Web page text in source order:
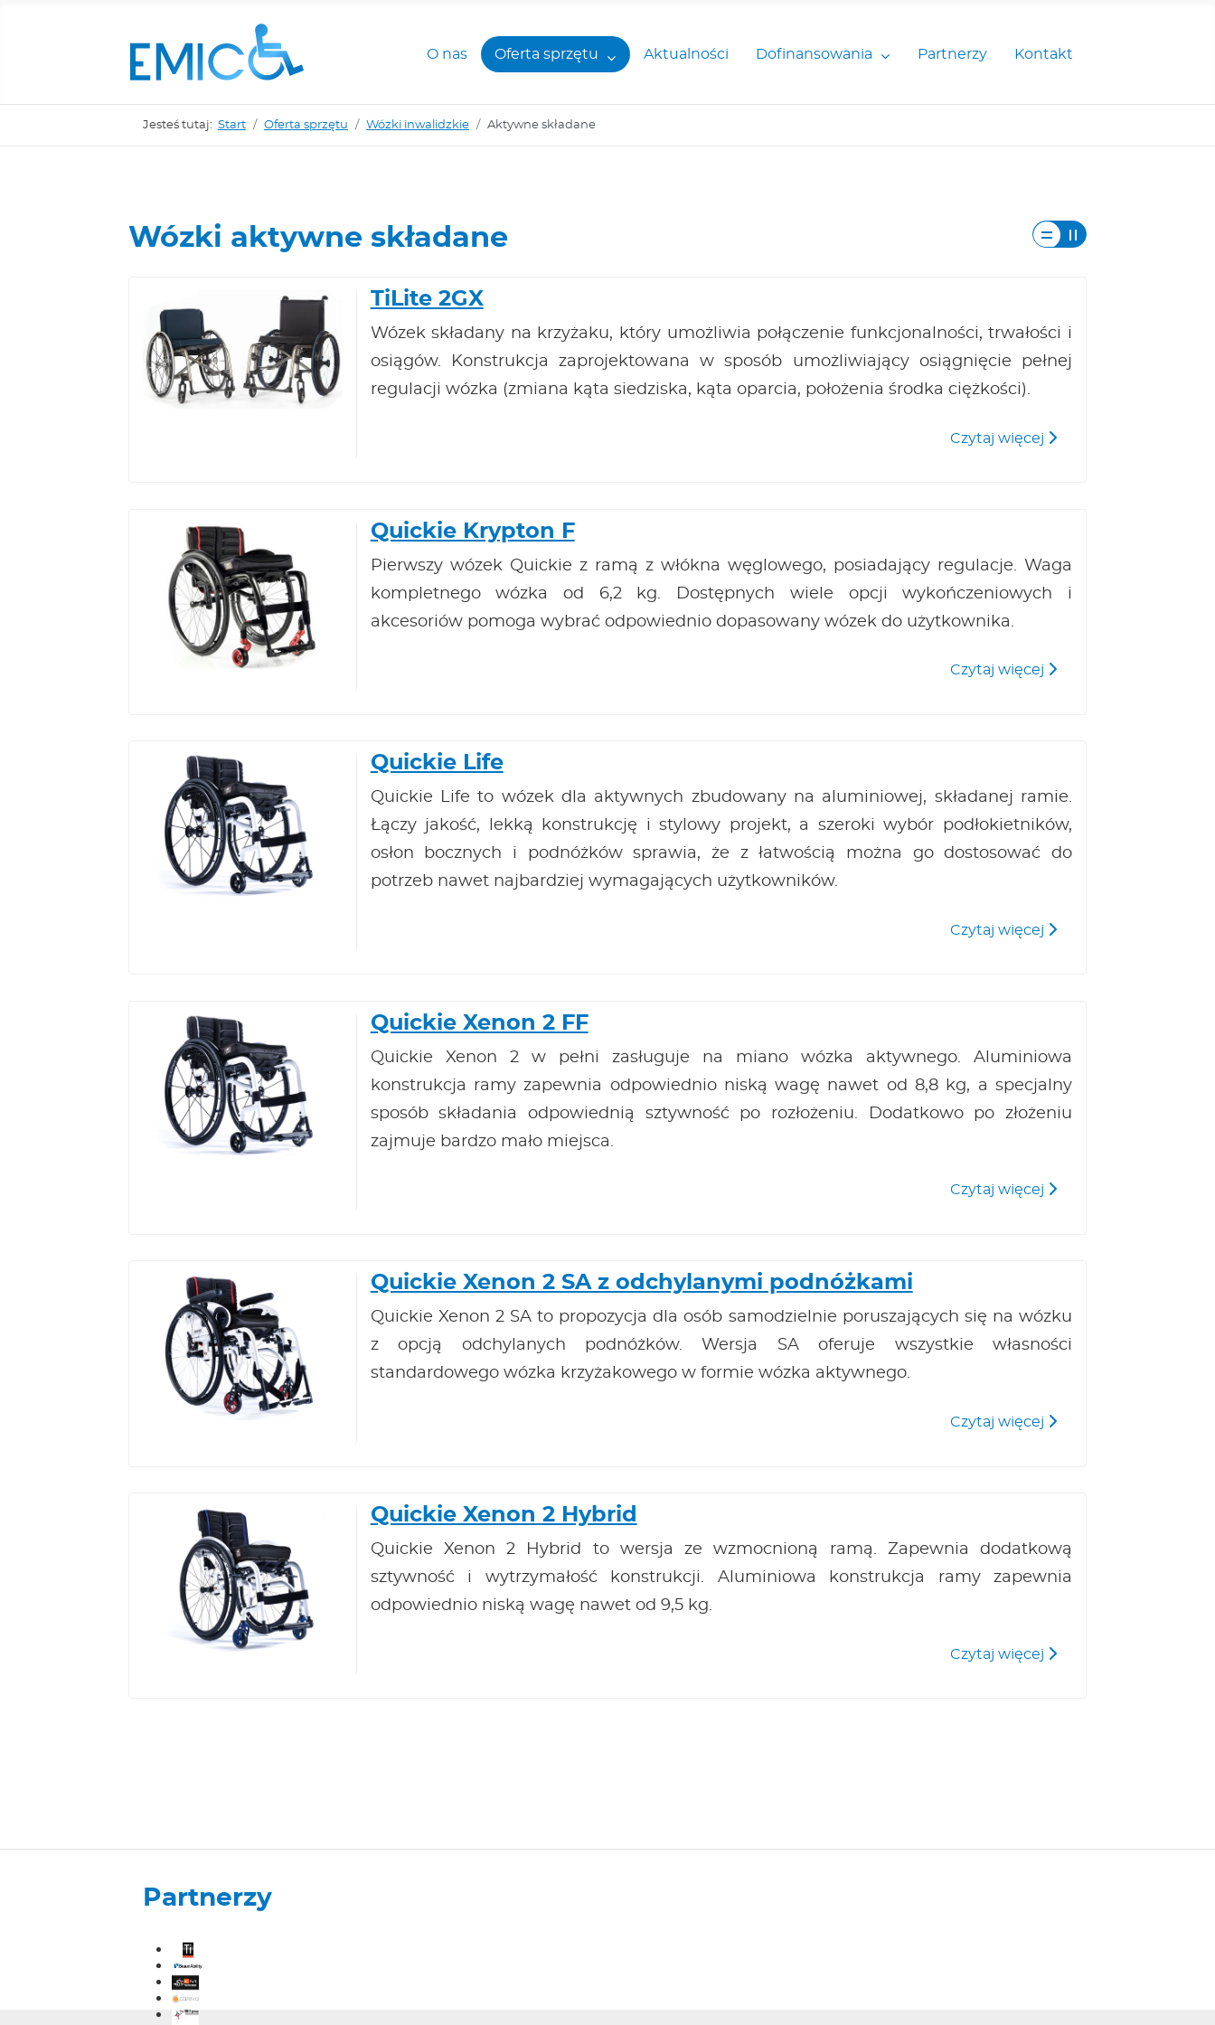
O nas Oferta sprzętu Aktualności Dofinansowania Partnerzy Kontakt
Jesteś tutaj: Start Oferta sprzętu Wózki inwalidzkie Aktywne składane
Wózki aktywne składane
TiLite 2GX
Wózek składany na krzyżaku, który umożliwia połączenie funkcjonalności, trwałości i
osiągów. Konstrukcja zaprojektowana w sposób umożliwiający osiągnięcie pełnej
regulacji wózka (zmiana kąta siedziska, kąta oparcia, położenia środka ciężkości).
Czytaj więcej TiLite 2GX
Quickie Krypton F
Pierwszy wózek Quickie z ramą z włókna węglowego, posiadający regulacje. Waga
kompletnego wózka od 6,2 kg. Dostępnych wiele opcji wykończeniowych i
akcesoriów pomoga wybrać odpowiednio dopasowany wózek do użytkownika.
Czytaj więcej Quickie Krypton F
Quickie Life
Quickie Life to wózek dla aktywnych zbudowany na aluminiowej, składanej ramie.
Łączy jakość, lekką konstrukcję i stylowy projekt, a szeroki wybór podłokietników,
osłon bocznych i podnóżków sprawia, że z łatwością można go dostosować do
potrzeb nawet najbardziej wymagających użytkowników.
Czytaj więcej Quickie Life
Quickie Xenon 2 FF
Quickie Xenon 2 w pełni zasługuje na miano wózka aktywnego. Aluminiowa
konstrukcja ramy zapewnia odpowiednio niską wagę nawet od 8,8 kg, a specjalny
sposób składania odpowiednią sztywność po rozłożeniu. Dodatkowo po złożeniu
zajmuje bardzo mało miejsca.
Czytaj więcej Quickie Xenon 2 FF
Quickie Xenon 2 SA z odchylanymi podnóżkami
Quickie Xenon 2 SA to propozycja dla osób samodzielnie poruszających się na wózku
z opcją odchylanych podnóżków. Wersja SA oferuje wszystkie własności
standardowego wózka krzyżakowego w formie wózka aktywnego.
Czytaj więcej Quickie Xenon 2 SA z
Quickie Xenon 2 Hybrid
Quickie Xenon 2 Hybrid to wersja ze wzmocnioną ramą. Zapewnia dodatkową
sztywność i wytrzymałość konstrukcji. Aluminiowa konstrukcja ramy zapewnia
odpowiednio niską wagę nawet od 9,5 kg.
Czytaj więcej Quickie Xenon 2
Partnerzy